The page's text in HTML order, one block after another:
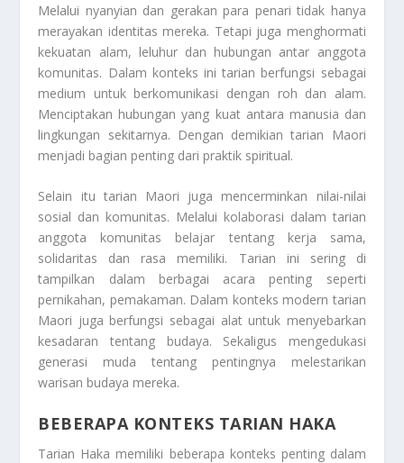
Melalui nyanyian dan gerakan para penari tidak hanya
merayakan identitas mereka. Tetapi juga menghormati
kekuatan alam, leluhur dan hubungan antar anggota
komunitas. Dalam konteks ini tarian berfungsi sebagai
medium untuk berkomunikasi dengan roh dan alam.
Menciptakan hubungan yang kuat antara manusia dan
lingkungan sekitarnya. Dengan demikian tarian Maori
menjadi bagian penting dari praktik spiritual.
Selain itu tarian Maori juga mencerminkan nilai-nilai
sosial dan komunitas. Melalui kolaborasi dalam tarian
anggota komunitas belajar tentang kerja sama,
solidaritas dan rasa memiliki. Tarian ini sering di
tampilkan dalam berbagai acara penting seperti
pernikahan, pemakaman. Dalam konteks modern tarian
Maori juga berfungsi sebagai alat untuk menyebarkan
kesadaran tentang budaya. Sekaligus mengedukasi
generasi muda tentang pentingnya melestarikan
warisan budaya mereka.
BEBERAPA KONTEKS TARIAN HAKA
Tarian Haka memiliki beberapa konteks penting dalam